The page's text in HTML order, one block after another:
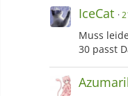
Schwimmen ^^
Liebe Animes !
und so weiter...
IceCat
Muss
30 passt